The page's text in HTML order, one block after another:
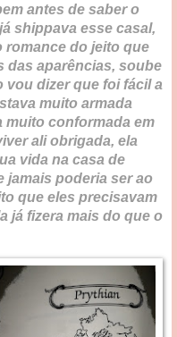
antes de saber o
shippava esse casal,
romance do jeito que
das aparências, soube
vou dizer que foi fácil a
muito armada
muito conformada em
ali obrigada, ela
vida na casa de
jamais poderia ser ao
que eles precisavam
já fizera mais do que o